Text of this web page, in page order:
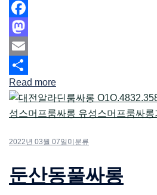
Facebook
Mastodon
Email
Share
Read more
2022년 03월 07일 미분류
둔산동풀싸롱